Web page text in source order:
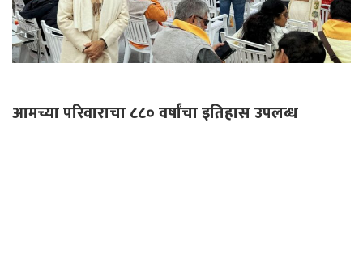
आमच्या परिवाराचा ८८० वर्षांचा इतिहास उपलब्ध